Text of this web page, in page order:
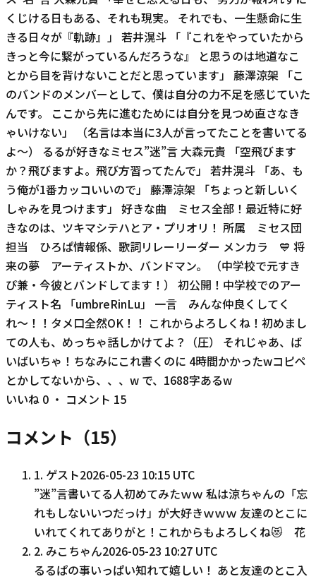
くじける日もある、それも現実。 それでも、一生懸命に生
きる日々が『軌跡』」 若井滉斗 「『これをやっていたから
きっと今に繋がっているんだろうな』 と思うのは地道なこ
とから目を背けないことだと思っています」 藤澤涼架 「こ
のバンドのメンバーとして、僕は自分の力不足を感じていた
んです。 ここから先に進むためには自分を見つめ直さなき
ゃいけない」 （名言は本当に3人が言ってたことを書いてる
よ〜） るるが好きなミセス”迷”言 大森元貴 「空飛びます
か？飛びますよ。飛び方習ってたんで」 若井滉斗 「あ、も
う俺が1番カッコいいので」 藤澤涼架 「ちょっと新しいく
しゃみを見つけます」 好きな曲 ミセス全部！最近特に好
きなのは、ツキマシテハとア・プリオリ！ 所属 ミセス団
担当 ひろぱ情報係、歌詞リレーリーダー メンカラ 💙 将
来の夢 アーティストか、バンドマン。 （中学校で元すき
ぴ兼・今彼とバンドしてます！） 初公開！中学校でのアー
ティスト名 「umbreRinLu」 一言 みんな仲良くしてく
れ〜！！タメ口全然OK！！ これからよろしくね！初めまし
ての人も、めっちゃ話しかけてよ？（圧） それじゃあ、ば
いばいちゃ！ちなみにこれ書くのに 4時間かかったwコピペ
とかしてないから、、、w で、1688字あるw
いいね 0 ・ コメント 15
コメント（15）
1. ゲスト2026-05-23 10:15 UTC
”迷”言書いてる人初めてみたｗｗ 私は涼ちゃんの「忘
れもしないいつだっけ」が大好きｗｗｗ 友達のとこに
いれてくれてありがと！これからもよろしくね😻 花
2. みこちゃん2026-05-23 10:27 UTC
るるぱの事いっぱい知れて嬉しい！ あと友達のとこ入